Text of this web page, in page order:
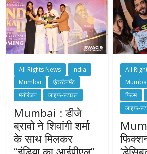
All Rights News
India
Mumbai
एंटरटेनमेंट
मनोरंजन
लाइफ-स्टाइल
Mumbai : डीजे
ब्रावो ने शिवांगी शर्मा
के साथ मिलकर
“इंडिया का आईपीएल”
All
Mumbai
फिल्म
लाइफ-